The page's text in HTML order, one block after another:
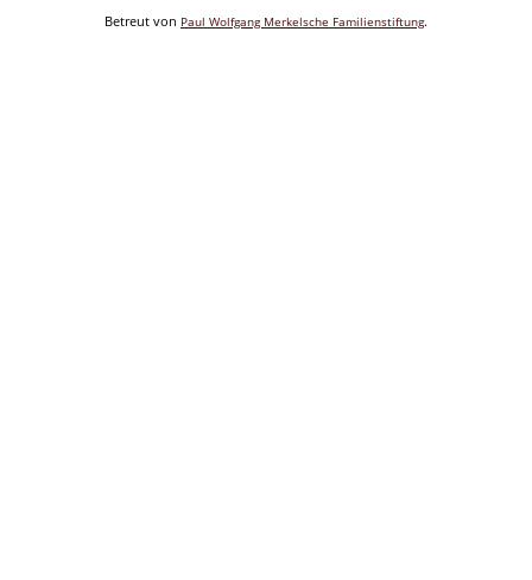
Betreut von Paul Wolfgang Merkelsche Familienstiftung.